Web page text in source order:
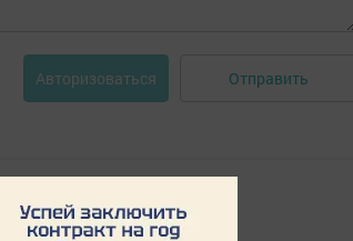
Авторизоваться Отправить